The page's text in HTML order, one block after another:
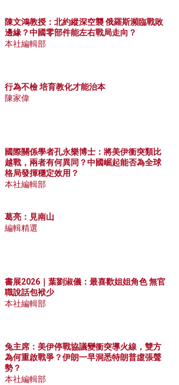
陳文鴻教授：北約縱深空襲 俄羅斯瀕臨戰敗
邊緣？中國零部件能左右戰局走向？
本社編輯部
行為不檢 培育教化才能治本
陳家偉
國際關係學者孔永樂博士：將美伊衝突類比
越戰，兩者有何異同？中國崛起能否為全球
格局發揮穩定效用？
本社編輯部
葛亮：見南山
編輯精選
書展2026｜葉劉淑儀：最喜歡姐姐角色 無官
職說話包袱少
本社編輯部
兔主席：美伊停戰協議變衝突導火線，雙方
為何重啟戰爭？伊朗一早洞悉特朗普虛張聲
勢？
本社編輯部